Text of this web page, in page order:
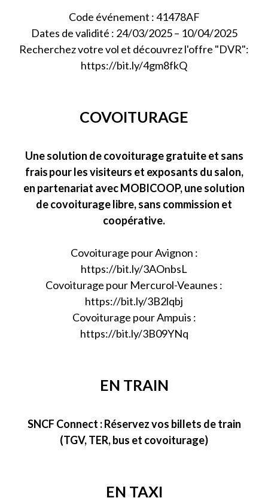
Code événement : 41478AF
Dates de validité : 24/03/2025 – 10/04/2025
Recherchez votre vol et découvrez l'offre "DVR":
https://bit.ly/4gm8fkQ
COVOITURAGE
Une solution de covoiturage gratuite et sans
frais pour les visiteurs et exposants du salon,
en partenariat avec MOBICOOP, une solution
de covoiturage libre, sans commission et
coopérative.
Covoiturage pour Avignon :
https://bit.ly/3AOnbsL
Covoiturage pour Mercurol-Veaunes :
https://bit.ly/3B2lqbj
Covoiturage pour Ampuis :
https://bit.ly/3B09YNq
EN TRAIN
SNCF Connect : Réservez vos billets de train
(TGV, TER, bus et covoiturage)
EN TAXI